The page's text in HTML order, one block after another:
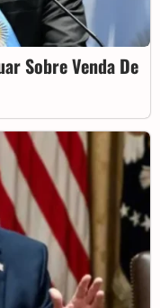
Sobre Venda De